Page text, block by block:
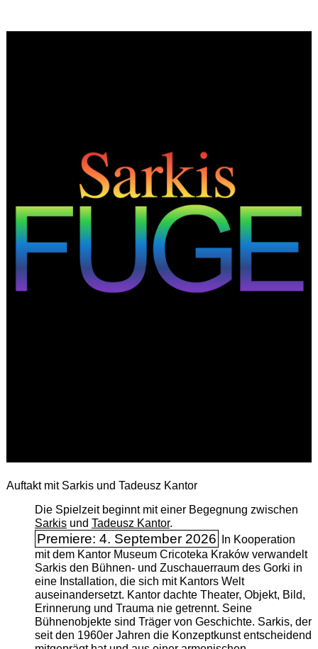
Auftakt mit Sarkis und Tadeusz Kantor
Die Spielzeit beginnt mit einer Begegnung zwischen
Sarkisund Tadeusz Kantor.
Premiere: 4. September 2026
In Kooperation
mit dem Kantor Museum Cricoteka Kraków verwandelt
Sarkis den Bühnen- und Zuschauerraum des Gorki in
eine Installation, die sich mit Kantors Welt
auseinandersetzt. Kantor dachte Theater, Objekt, Bild,
Erinnerung und Trauma nie getrennt. Seine
Bühnenobjekte sind Träger von Geschichte. Sarkis, der
seit den 1960er Jahren die Konzeptkunst entscheidend